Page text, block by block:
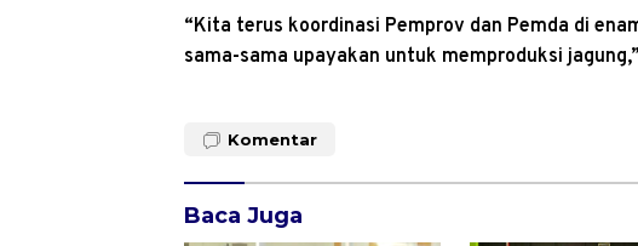
“Kita terus koordinasi Pemprov dan Pemda di
sama-sama upayakan untuk memproduksi
Komentar
Baca Juga